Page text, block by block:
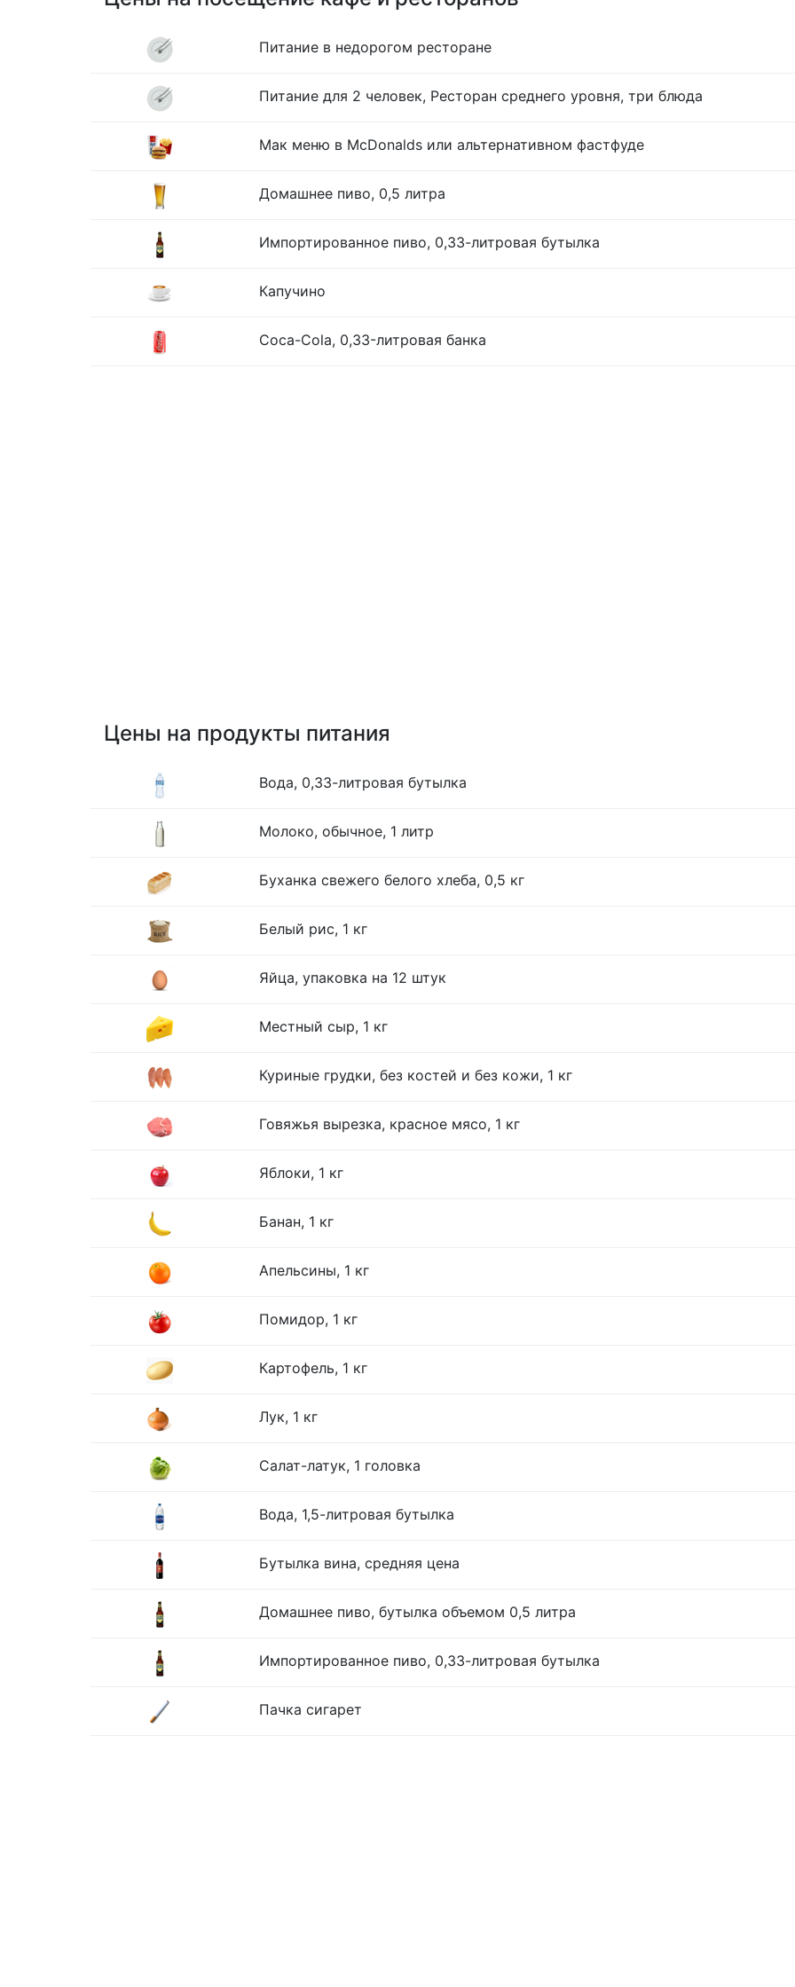
Питание в недорогом ресторане
Питание для 2 человек, Ресторан среднего уровня, три блюда
Мак меню в McDonalds или альтернативном фастфуде
Домашнее пиво, 0,5 литра
Импортированное пиво, 0,33-литровая бутылка
Капучино
Coca-Cola, 0,33-литровая банка
Цены на продукты питания
Вода, 0,33-литровая бутылка
Молоко, обычное, 1 литр
Буханка свежего белого хлеба, 0,5 кг
Белый рис, 1 кг
Яйца, упаковка на 12 штук
Местный сыр, 1 кг
Куриные грудки, без костей и без кожи, 1 кг
Говяжья вырезка, красное мясо, 1 кг
Яблоки, 1 кг
Банан, 1 кг
Апельсины, 1 кг
Помидор, 1 кг
Картофель, 1 кг
Лук, 1 кг
Салат-латук, 1 головка
Вода, 1,5-литровая бутылка
Бутылка вина, средняя цена
Домашнее пиво, бутылка объемом 0,5 литра
Импортированное пиво, 0,33-литровая бутылка
Пачка сигарет